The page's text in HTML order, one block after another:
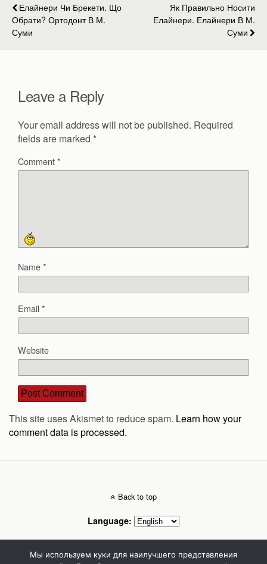
Елайнери Чи Брекети. Що
Обрати? Ортодонт В М.
Суми
Як Правильно Носити
Елайнери. Елайнери В М.
Суми
Leave a Reply
Your email address will not be published. Required
fields are marked *
Comment*
Name*
Email*
Website
This site uses Akismet to reduce spam. Learn how your
comment data is processed.
Back to top
Language:
Mobile Desktop
Мы используем куки для наилучшего представления